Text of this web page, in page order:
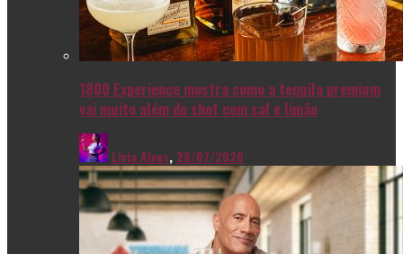
1800 Experience mostra como a tequila premium
vai muito além do shot com sal e limão
Livia Alves, 28/07/2026